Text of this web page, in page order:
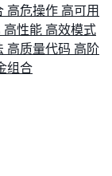
高危操作 高可用
高性能 高效模式
高质量代码 高阶
组合